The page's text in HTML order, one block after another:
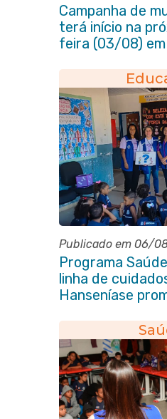
Campanha de
terá início na
feira (03/08)
Publicado em 06/
Programa
linha de
Hanseníase
hanseníase na
Magalhães